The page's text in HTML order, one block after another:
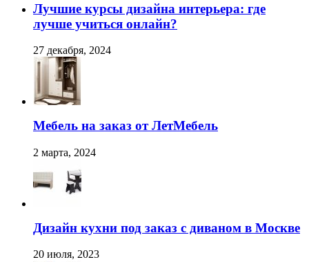
Лучшие курсы дизайна интерьера: где
лучше учиться онлайн?
27 декабря, 2024
Мебель на заказ от ЛетМебель
2 марта, 2024
Дизайн кухни под заказ с диваном в Москве
20 июля, 2023